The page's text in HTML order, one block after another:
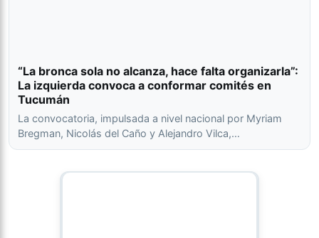
“La bronca sola no alcanza, hace falta organizarla”:
La izquierda convoca a conformar comités en
Tucumán
La convocatoria, impulsada a nivel nacional por Myriam
Bregman, Nicolás del Caño y Alejandro Vilca,…